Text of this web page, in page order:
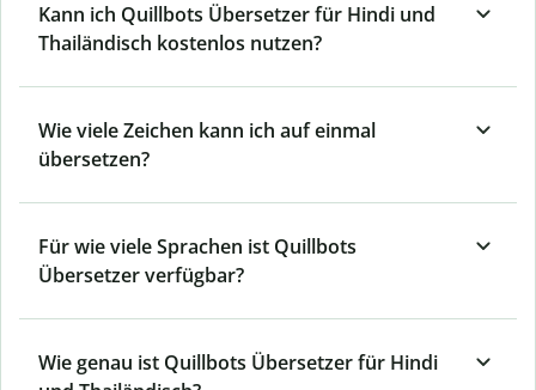
Kann ich Quillbots Übersetzer für Hindi und
Thailändisch kostenlos nutzen?
Wie viele Zeichen kann ich auf einmal
übersetzen?
Für wie viele Sprachen ist Quillbots
Übersetzer verfügbar?
Wie genau ist Quillbots Übersetzer für Hindi